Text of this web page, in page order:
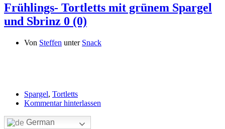
Frühlings- Tortletts mit grünem Spargel
und Sbrinz 0 (0)
Von Steffen unter Snack
Spargel, Tortletts
Kommentar hinterlassen
German